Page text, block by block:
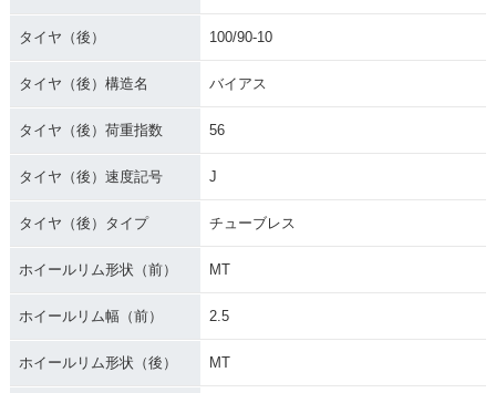
タイヤ（後） 100/90-10
タイヤ（後）構造名 バイアス
タイヤ（後）荷重指数 56
タイヤ（後）速度記号 J
タイヤ（後）タイプ チューブレス
ホイールリム形状（前） MT
ホイールリム幅（前） 2.5
ホイールリム形状（後） MT